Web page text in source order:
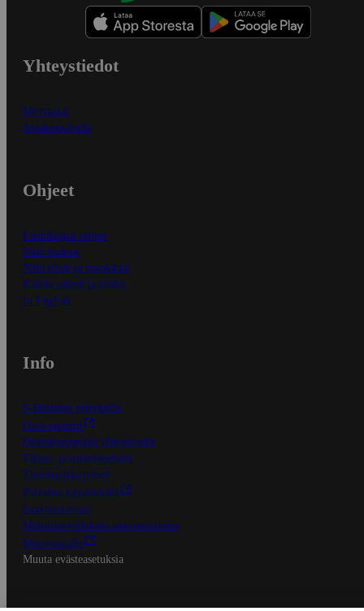
Yhteystiedot
Myymälät
Asiakaspalvelu
Ohjeet
Ensitilaajan ohjeet
Näin maksat
Näin tilaat ja muokkaat
Kaikki ohjeet ja vinkit
In English
Info
S-Business yrityksille
Oiva-raportit
Osuuskauppojen yhteystiedot
Tilaus- ja toimitusehdot
Tietosuojakäytäntö
Palvelun käyttöehdot
Saavutettavuus
Mobiilisovelluksen saavutettavuus
Mainostajalle
Muuta evästeasetuksia